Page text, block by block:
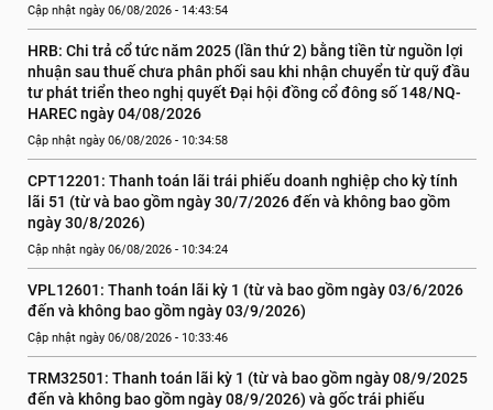
Cập nhật ngày 06/08/2026 - 14:43:54
HRB: Chi trả cổ tức năm 2025 (lần thứ 2) bằng tiền từ nguồn lợi
nhuận sau thuế chưa phân phối sau khi nhận chuyển từ quỹ đầu
tư phát triển theo nghị quyết Đại hội đồng cổ đông số 148/NQ-
HAREC ngày 04/08/2026
Cập nhật ngày 06/08/2026 - 10:34:58
CPT12201: Thanh toán lãi trái phiếu doanh nghiệp cho kỳ tính
lãi 51 (từ và bao gồm ngày 30/7/2026 đến và không bao gồm
ngày 30/8/2026)
Cập nhật ngày 06/08/2026 - 10:34:24
VPL12601: Thanh toán lãi kỳ 1 (từ và bao gồm ngày 03/6/2026
đến và không bao gồm ngày 03/9/2026)
Cập nhật ngày 06/08/2026 - 10:33:46
TRM32501: Thanh toán lãi kỳ 1 (từ và bao gồm ngày 08/9/2025
đến và không bao gồm ngày 08/9/2026) và gốc trái phiếu